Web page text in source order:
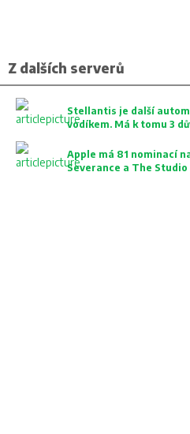
Z dalších serverů
Stellantis je další
vodíkem. Má k tomu 3
Apple má 81 nominací
Severance a The Studio